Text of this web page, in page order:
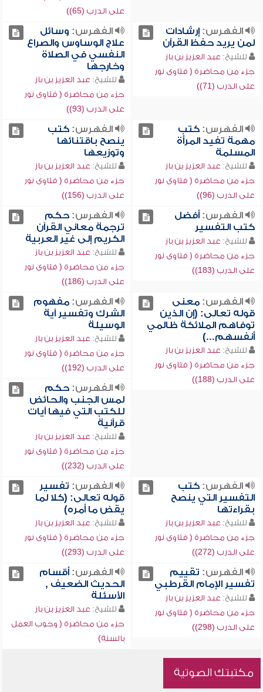
على الدرب (65))
الفهرس:إرشادات
لمن يريد حفظ القرآن
للشيخ: عبد العزيز بن باز
جزء من محاضرة ( فتاوى نور
على الدرب (71))
الفهرس: وسائل
علاج الوساوس والصراع
النفسي في الصلاة
وخارجها
للشيخ: عبد العزيز بن باز
جزء من محاضرة ( فتاوى نور
على الدرب (93))
الفهرس:كتب
مهمة تفيد المرأة
المسلمة
للشيخ: عبد العزيز بن باز
جزء من محاضرة ( فتاوى نور
على الدرب (96))
الفهرس:كتب
ينصح باقتنائها
وتوزيعها
للشيخ: عبد العزيز بن باز
جزء من محاضرة ( فتاوى نور
على الدرب (156))
الفهرس:أفضل
كتب التفسير
للشيخ: عبد العزيز بن باز
جزء من محاضرة ( فتاوى نور
على الدرب (183))
الفهرس:حكم
ترجمة معاني القرآن
الكريم إلى غير العربية
للشيخ: عبد العزيز بن باز
جزء من محاضرة ( فتاوى نور
على الدرب (186))
الفهرس:معنى
قوله تعالى: (إن الذين
توفاهم الملائكة ظالمي
أنفسهم...)
للشيخ: عبد العزيز بن باز
جزء من محاضرة ( فتاوى نور
على الدرب (188))
الفهرس:مفهوم
الشرك وتفسير آية
الوسيلة
للشيخ: عبد العزيز بن باز
جزء من محاضرة ( فتاوى نور
على الدرب (192))
الفهرس:حكم
لمس الجنب والحائض
للكتب التي فيها آيات
قرآنية
للشيخ: عبد العزيز بن باز
جزء من محاضرة ( فتاوى نور
على الدرب (232))
الفهرس:كتب
التفسير التي ينصح
بقراءتها
للشيخ: عبد العزيز بن باز
جزء من محاضرة ( فتاوى نور
على الدرب (272))
الفهرس: تفسير
قوله تعالى: (كلا لما
يقض ما أمره)
للشيخ: عبد العزيز بن باز
جزء من محاضرة ( فتاوى نور
على الدرب (293))
الفهرس: تقييم
تفسير الإمام القرطبي
للشيخ: عبد العزيز بن باز
جزء من محاضرة ( فتاوى نور
على الدرب (298))
الفهرس:أقسام
الحديث الضعيف ,
الأسئلة
للشيخ: عبد العزيز بن باز
جزء من محاضرة ( وجوب العمل
بالسنة)
مكتبتك الصوتية